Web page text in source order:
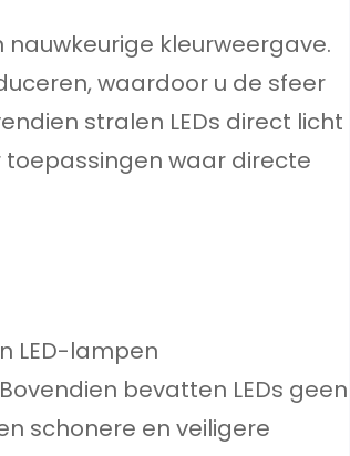
kleurweergave.
waardoor u de sfeer
stralen LEDs direct licht
toepassingen waar directe
LED-lampen
bevatten LEDs geen
schonere en veiligere